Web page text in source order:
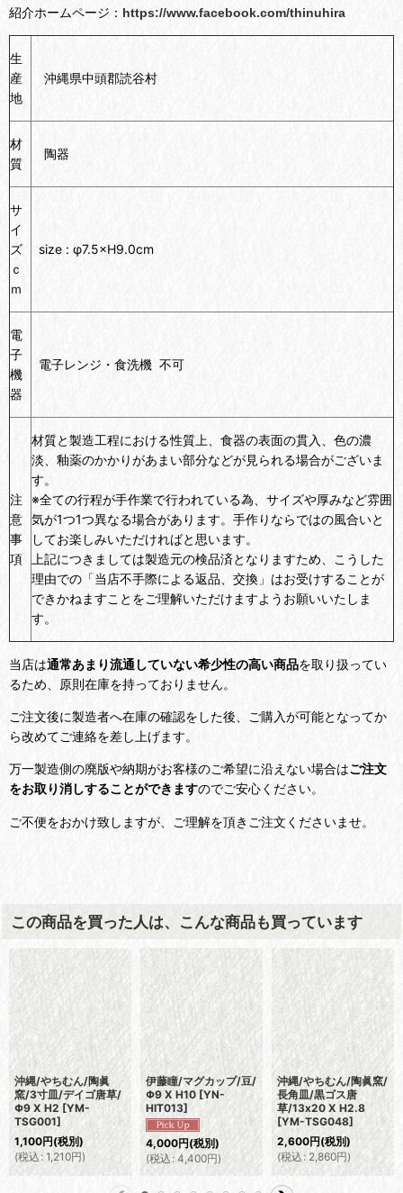
紹介ホームページ： https://www.facebook.com/thinuhira
生
産
地
沖縄県中頭郡読谷村
材
質
陶器
サ
イ
ズ
ｃ
ｍ
size : φ7.5×H9.0cm
電
子
機
器
電子レンジ・食洗機 不可
注
意
事
項
材質と製造工程における性質上、食器の表面の貫入、色の濃
淡、釉薬のかかりがあまい部分などが見られる場合がございま
す。
※全ての行程が手作業で行われている為、サイズや厚みなど雰囲
気が1つ1つ異なる場合があります。手作りならではの風合いと
してお楽しみいただければと思います。
上記につきましては製造元の検品済となりますため、こうした
理由での「当店不手際による返品、交換」はお受けすることが
できかねますことをご理解いただけますようお願いいたしま
す。
当店は通常あまり流通していない希少性の高い商品を取り扱ってい
るため、原則在庫を持っておりません。
ご注文後に製造者へ在庫の確認をした後、ご購入が可能となってか
ら改めてご連絡を差し上げます。
万一製造側の廃版や納期がお客様のご希望に沿えない場合はご注文
をお取り消しすることができますのでご安心ください。
ご不便をおかけ致しますが、ご理解を頂きご注文くださいませ。
この商品を買った人は、こんな商品も買っています
沖縄/やちむん/陶眞
窯/3寸皿/デイゴ唐草/
Φ9 X H2 [YM-
TSG001]
1,100円(税別)
(税込: 1,210円)
伊藤瞳/マグカップ/豆/
Φ9 X H10 [YN-
HIT013]
4,000円(税別)
(税込 : 4,400円)
沖縄/やちむん/陶眞窯/
長角皿/黒ゴス唐
草/13x20 X H2.8
[YM-TSG048]
2,600円(税別)
(税込: 2,860円)